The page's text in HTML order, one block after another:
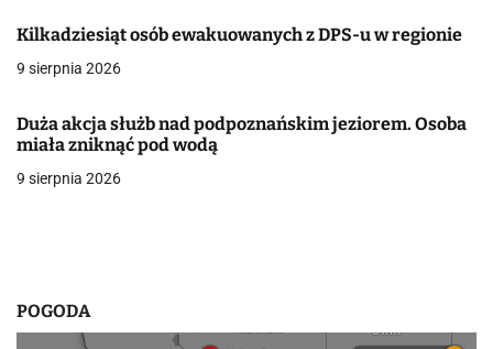
w
i
s
Kilkadziesiąt osób ewakuowanych z DPS-u w regionie
9 sierpnia 2026
Duża akcja służb nad podpoznańskim jeziorem. Osoba
miała zniknąć pod wodą
9 sierpnia 2026
POGODA